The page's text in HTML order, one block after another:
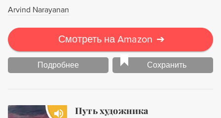
Arvind Narayanan
Смотреть на Amazon ➔
Подробнее Сохранить
Путь художника